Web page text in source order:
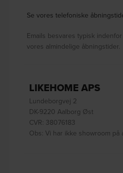
Se vores telefoniske
Emails besvares typisk
vores almindelige åbningstider.
LIKEHOME APS
Lundeborgvej 2
DK-9220 Aalborg Øst
CVR: 38076183
Obs: Vi har ikke showroom på